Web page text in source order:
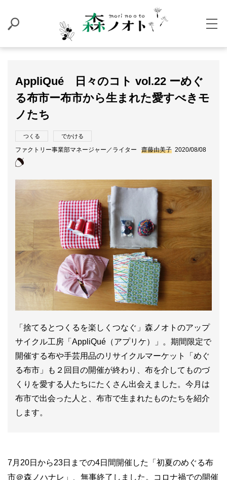
AppliQué 日々のコト vol.22 ーめぐ
る布市ー布市から生まれた愛すべきモ
ノたち
つくる でかける
ファクトリー事業部マネージャー／ライター 齋藤由美子 2020/08/08
「捨てるとつくるを楽しくつなぐ」森ノオトのアップ
サイクル工房「AppliQué（アプリケ）」。期間限定で
開催する布や手芸用品のリサイクルマーケット「めぐ
る布市」も２回目の開催が終わり、布を介してものづ
くりを愛する人たちにたくさん出会えました。今月は
布市で出会った人と、布市で生まれたものたちを紹介
します。
7月20日から23日までの4日間開催した「初夏のめぐる布
市＠森ノハナレ」、無事終了しました。コロナ禍での開催